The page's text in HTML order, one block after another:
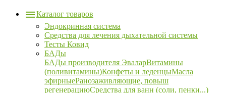
Каталог товаров
Эндокринная система
Средства для лечения дыхательной системы
Тесты Ковид
БАДы
БАДы производителя ЭваларВитамины
(поливитамины)Конфеты и леденцыМасла
эфирныеРанозаживляющие, повыш
регенерациюСредства для ванн (соли, пенки...)